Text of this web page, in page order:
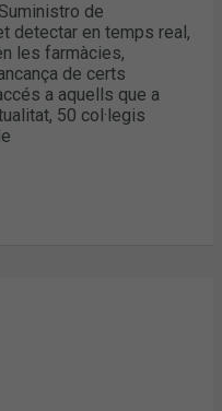
de
detectar en temps real,
les farmàcies,
de certs
a aquells que a
50 col·legis